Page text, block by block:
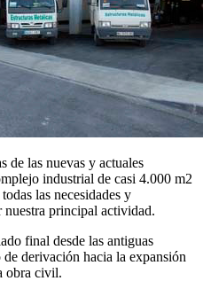
de las nuevas y actuales
industrial de casi 4.000 m2
las necesidades y
nuestra principal actividad.
final desde las antiguas
derivación hacia la expansión
obra civil.